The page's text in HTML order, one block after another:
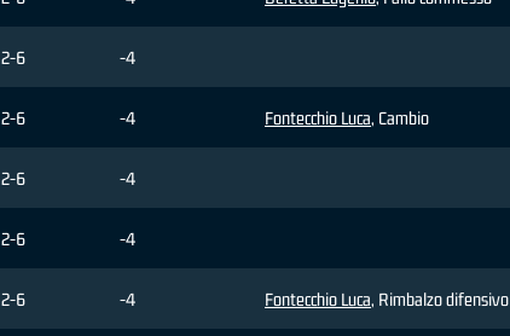
2-6 -4
2-6 -4 Fontecchio Luca, Cambio
2-6 -4
2-6 -4
2-6 -4 Fontecchio Luca, Rimbalzo difensivo